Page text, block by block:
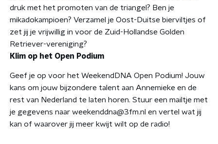
druk met het promoten van de triangel? Ben je
mikadokampioen? Verzamel je Oost-Duitse bierviltjes of
zet jij je vrijwillig in voor de Zuid-Hollandse Golden
Retriever-vereniging?
Klim op het Open Podium
Geef je op voor het WeekendDNA Open Podium! Jouw
kans om jouw bijzondere talent aan Annemieke en de
rest van Nederland te laten horen. Stuur een mailtje met
je gegevens naar weekenddna@3fm.nl en vertel wat jij
kan of waarover jij meer kwijt wilt op de radio!